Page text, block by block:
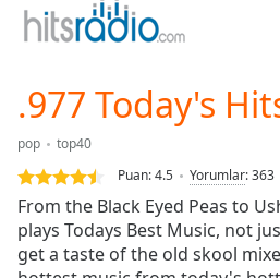
Skip
Forward
Current
Time0:00
Duration
Loaded:
0.00%
Stream
TypeLIVE
.977 Today's
pop
top40
Puan:4.5 Yorumlar:363
From the Black Eyed Peas to
plays Todays Best Music, not
get a taste of the old skool